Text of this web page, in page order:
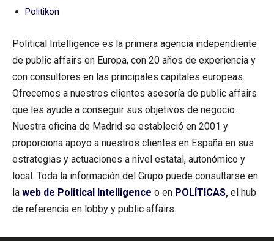
Politikon
Political Intelligence es la primera agencia independiente
de public affairs en Europa, con 20 años de experiencia y
con consultores en las principales capitales europeas.
Ofrecemos a nuestros clientes asesoría de public affairs
que les ayude a conseguir sus objetivos de negocio.
Nuestra oficina de Madrid se estableció en 2001 y
proporciona apoyo a nuestros clientes en España en sus
estrategias y actuaciones a nivel estatal, autonómico y
local. Toda la información del Grupo puede consultarse en
la web de Political Intelligence o en POLÍTICAS, el hub
de referencia en lobby y public affairs.